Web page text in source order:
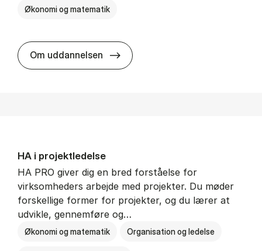
Økonomi og matematik
Om uddannelsen HA i mar­keds- og kul­tu­r­a­na­ly­se
HA i pro­jekt­le­del­se
HA PRO giver dig en bred forståelse for
virksomheders arbejde med projekter. Du møder
forskellige former for projekter, og du lærer at
udvikle, gennemføre og…
Økonomi og matematik Organisation og ledelse